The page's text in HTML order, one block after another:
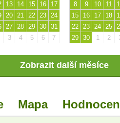
13 14 15 16
17
20 21 22 23 24
27 28 29 30 31
3 4 5 6 7
8
9 10 11
15
16 17 18
22 23 24 25
29 30 1 2
Zobrazit další měsíce
Mapa